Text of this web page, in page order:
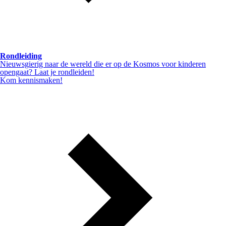
Rondleiding
Nieuwsgierig naar de wereld die er op de Kosmos voor kinderen
opengaat? Laat je rondleiden!
Kom kennismaken!